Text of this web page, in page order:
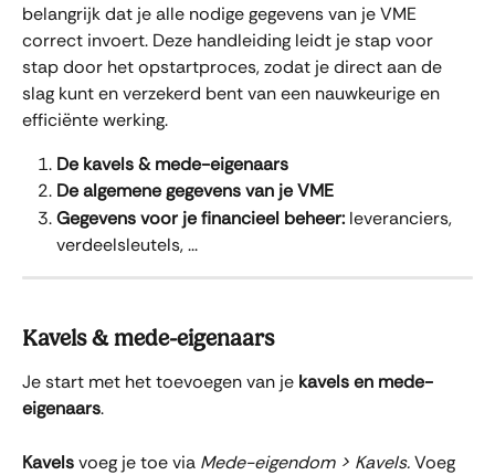
belangrijk dat je alle nodige gegevens van je VME
correct invoert. Deze handleiding leidt je stap voor
stap door het opstartproces, zodat je direct aan de
slag kunt en verzekerd bent van een nauwkeurige en
efficiënte werking.
De kavels & mede-eigenaars
De algemene gegevens van je VME
Gegevens voor jefinancieel beheer: leveranciers,
verdeelsleutels, ...
Kavels & mede-eigenaars
Je start met het toevoegen van je kavels en mede-
eigenaars.
Kavels voeg je toe via Mede-eigendom > Kavels. Voeg